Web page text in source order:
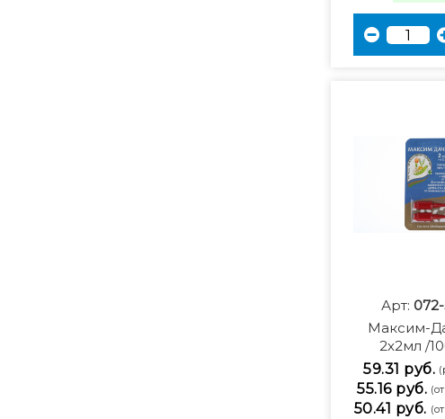
Арт:
Максим-
2х2мл /
59.31 руб.
55.16 руб.
50.41 руб.